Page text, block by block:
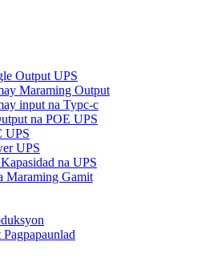
Output UPS
Maraming Output
input na Typc-c
na POE UPS
UPS
UPS
na UPS
Maraming Gamit